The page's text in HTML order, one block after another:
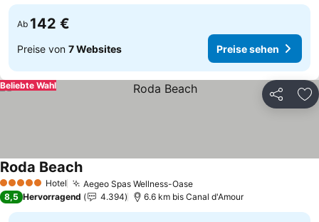
Ab 142 €
Preise von 7 Websites Preise sehen
Teilen
Beliebte Wahl
5 Sterne Hotel Aegeo Spas Wellness-Oase
Roda Beach
8,5 Hervorragend 4.394 6.6 km bis Canal d'Amour